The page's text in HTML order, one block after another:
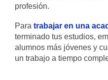
profesión.
Para trabajar en una
terminado tus estudios,
alumnos más jóvenes y
un trabajo a tiempo